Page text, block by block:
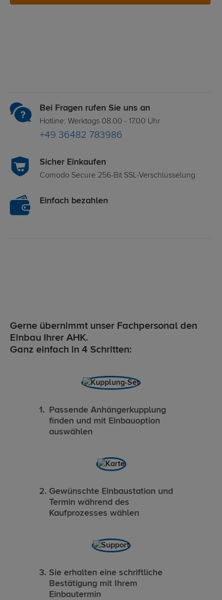
Bei Fragen rufen Sie uns an
Hotline: Werktags 08.00 - 17.00 Uhr
+49 36482 783986
Sicher Einkaufen
Comodo Secure 256-Bit SSL-Verschlüsselung
Einfach bezahlen
Gerne übernimmt unser Fachpersonal den
Einbau Ihrer AHK.
Ganz einfach in 4 Schritten:
Passende Anhängerkupplung
finden und mit Einbauoption
auswählen
Gewünschte Einbaustation und
Termin während des
Kaufprozesses wählen
Sie erhalten eine schriftliche
Bestätigung mit Ihrem
Einbautermin